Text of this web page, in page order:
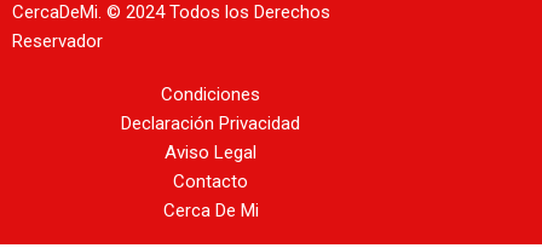
CercaDeMi. © 2024 Todos los Derechos
Reservador
Condiciones
Declaración Privacidad
Aviso Legal
Contacto
Cerca De Mi